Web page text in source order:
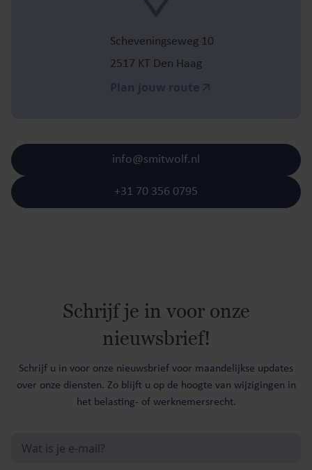
Scheveningseweg 10
2517 KT Den Haag
+31 70 356 0795
info@smitwolf.nl
Schrijf je in voor onze
nieuwsbrief!
Schrijf u in voor onze nieuwsbrief voor maandelijkse updates
over onze diensten. Zo blijft u op de hoogte van wijzigingen in
het belasting- of werknemersrecht.